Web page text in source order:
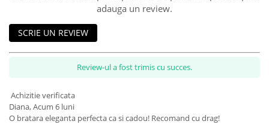
adauga un review.
SCRIE UN REVIEW
Review-ul a fost trimis cu succes.
Achizitie verificata
Diana,Acum 6 luni
O bratara eleganta perfecta ca si cadou! Recomand cu drag!